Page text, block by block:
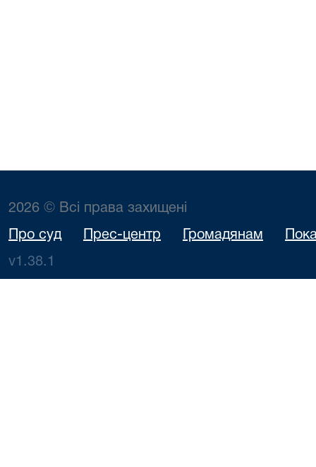
2026 © Всі права захищені
Про суд Прес-центр Громадянам
v1.38.1